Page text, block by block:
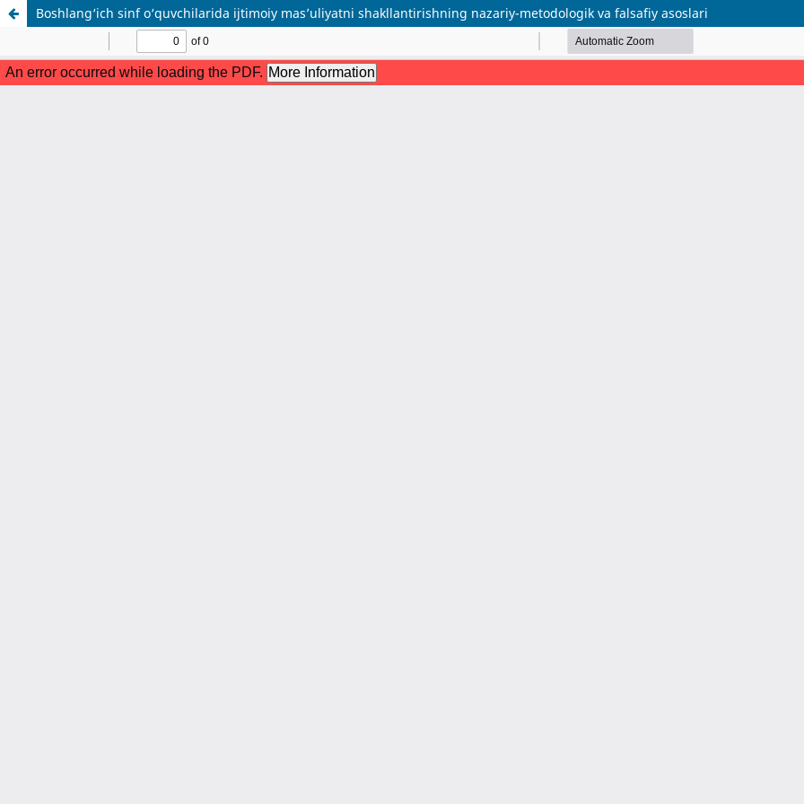
Boshlang‘ich sinf o‘quvchilarida ijtimoiy mas’uliyatni shakllantirishning nazariy-metodologik va falsafiy asoslari